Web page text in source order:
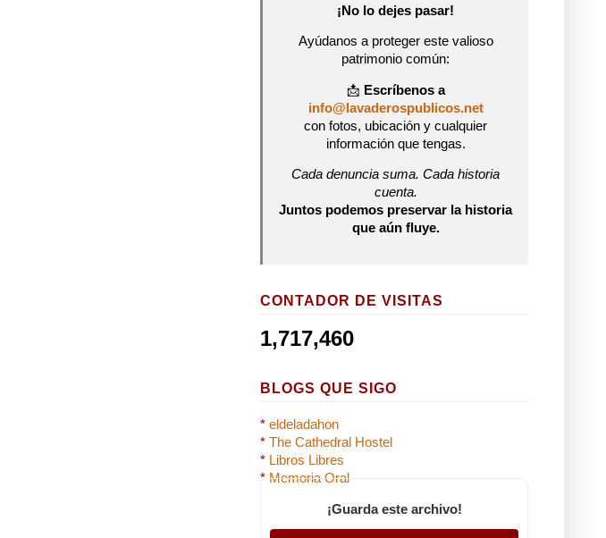
¡No lo dejes pasar!
Ayúdanos a proteger este valioso
patrimonio común:
📩 Escríbenos a
info@lavaderospublicos.net
con fotos, ubicación y cualquier
información que tengas.
Cada denuncia suma. Cada historia
cuenta.
Juntos podemos preservar la historia
que aún fluye.
CONTADOR DE VISITAS
1,717,460
BLOGS QUE SIGO
* eldeladahon
* The Cathedral Hostel
* Libros Libres
* Memoria Oral
¡Guarda este archivo!